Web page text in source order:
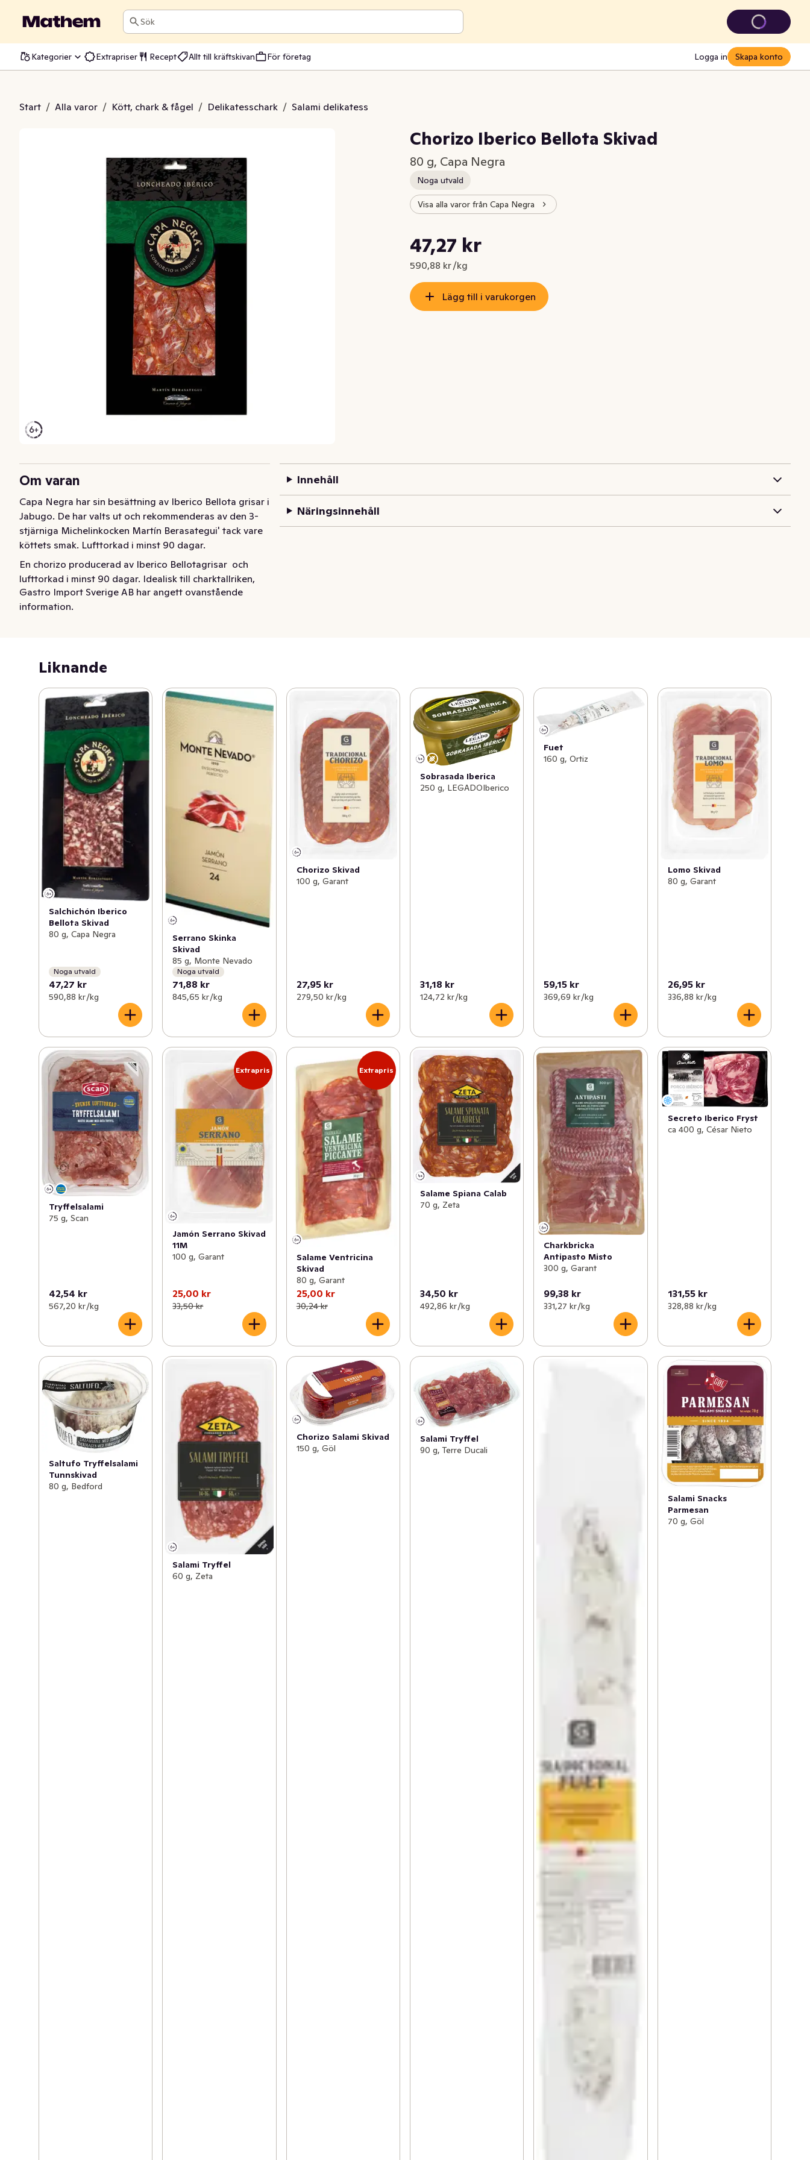
Sök
Kategorier Extrapriser Recept Allt till kräftskivan För företag Logga in Skapa konto
Start / Alla varor / Kött, chark & fågel / Delikatesschark / Salami delikatess
Bellota Skivad
Chorizo Iberico Bellota Skivad
80 g, Capa Negra
Noga utvald
Visa alla varor från Capa Negra
Nuvarande pris är: 47,27 kr
47,27 kr
590,88 kr /kg
Styckpris: 590,88 kr /kg
Lägg till i varukorgen
Om varan
Capa Negra har sin besättning av Iberico Bellota grisar i
Jabugo. De har valts ut och rekommenderas av den 3-
stjärniga Michelinkocken Martín Berasategui' tack vare
köttets smak. Lufttorkad i minst 90 dagar.
En chorizo producerad av Iberico Bellotagrisar  och
lufttorkad i minst 90 dagar. Idealisk till charktallriken,
aperitif, sandwich m.m. Tas ut ca. 20 minuter innan
servering.
Gastro Import Sverige AB har angett ovanstående
information.
Innehåll
Näringsinnehåll
Liknande
Salchichón Iberico
Bellota Skivad
80 g, Capa Negra
Noga utvald
47,27 kr
590,88 kr /kg
Serrano Skinka
Skivad
85 g, Monte Nevado
Noga utvald
71,88 kr
845,65 kr /kg
Chorizo Skivad
100 g, Garant
27,95 kr
279,50 kr /kg
Sobrasada Iberica
250 g, LEGADOIberico
31,18 kr
124,72 kr /kg
Fuet
160 g, Ortiz
59,15 kr
369,69 kr /kg
Lomo Skivad
80 g, Garant
26,95 kr
336,88 kr /kg
Tryffelsalami
75 g, Scan
42,54 kr
567,20 kr /kg
Extrapris
Jamón Serrano Skivad
11M
100 g, Garant
25,00 kr
33,50 kr
Extrapris
Salame Ventricina
Skivad
80 g, Garant
25,00 kr
30,24 kr
Salame Spiana Calab
70 g, Zeta
34,50 kr
492,86 kr /kg
Charkbricka
Antipasto Misto
300 g, Garant
99,38 kr
331,27 kr /kg
Secreto Iberico Fryst
ca 400 g, César Nieto
131,55 kr
328,88 kr /kg
Saltufo Tryffelsalami
Tunnskivad
80 g, Bedford
Salami Tryffel
60 g, Zeta
Chorizo Salami Skivad
150 g, Göl
Salami Tryffel
90 g, Terre Ducali
Salami Snacks
Parmesan
70 g, Göl